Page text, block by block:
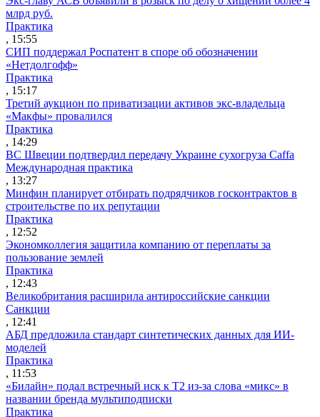
млрд руб.
Практика
, 15:55
СИП поддержал Роспатент в споре об обозначении
«Нетдолгофф»
Практика
, 15:17
Третий аукцион по приватизации активов экс-владельца
«Макфы» провалился
Практика
, 14:29
ВС Швеции подтвердил передачу Украине сухогруза Caffa
Международная практика
, 13:27
Минфин планирует отбирать подрядчиков госконтрактов в
строительстве по их репутации
Практика
, 12:52
Экономколлегия защитила компанию от переплаты за
пользование землей
Практика
, 12:43
Великобритания расширила антироссийские санкции
Санкции
, 12:41
АБД предложила стандарт синтетических данных для ИИ-
моделей
Практика
, 11:53
«Билайн» подал встречный иск к Т2 из-за слова «микс» в
названии бренда мультиподписки
Практика